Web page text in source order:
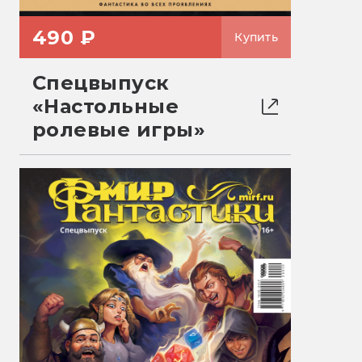
490 ₽ Купить
Спецвыпуск
«Настольные
ролевые игры»